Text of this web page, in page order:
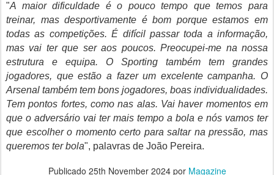
"A maior dificuldade é o pouco tempo que temos para
treinar, mas desportivamente é bom porque estamos em
todas as competições. É difícil passar toda a informação,
mas vai ter que ser aos poucos. Preocupei-me na nossa
estrutura e equipa. O Sporting também tem grandes
jogadores, que estão a fazer um excelente campanha. O
Arsenal também tem bons jogadores, boas individualidades.
Tem pontos fortes, como nas alas. Vai haver momentos em
que o adversário vai ter mais tempo a bola e nós vamos ter
que escolher o momento certo para saltar na pressão, mas
queremos ter bola", palavras de João Pereira.
Publicado 25th November 2024por Magazine